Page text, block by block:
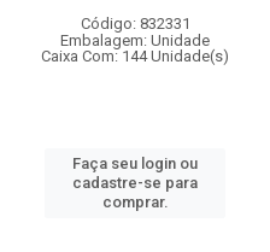
Código: 832331
Embalagem: Unidade
Caixa Com: 144 Unidade(s)
Faça seu login ou
cadastre-se para
comprar.